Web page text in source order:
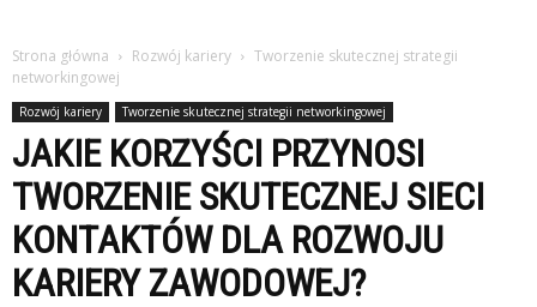
Strona główna Rozwój kariery
Tworzenie skutecznej strategii
networkingowej
Rozwój kariery Tworzenie skutecznej strategii networkingowej
JAKIE KORZYŚCI PRZYNOSI
TWORZENIE SKUTECZNEJ SIECI
KONTAKTÓW DLA ROZWOJU
KARIERY ZAWODOWEJ?